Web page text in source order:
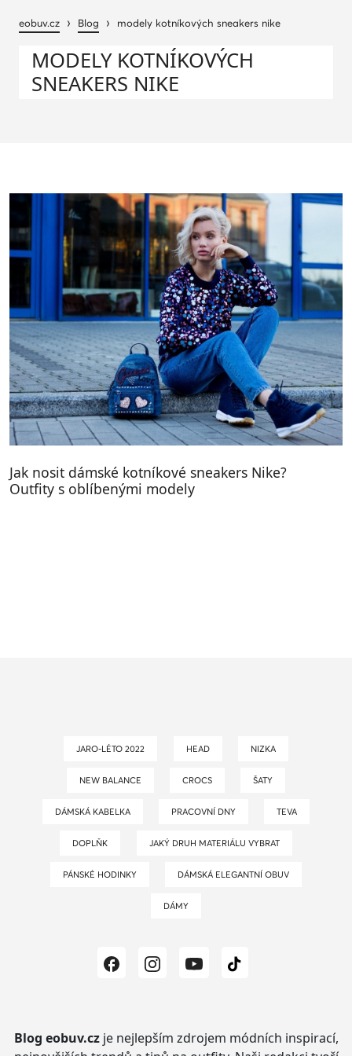
eobuv.cz › Blog › modely kotníkových sneakers nike
MODELY KOTNÍKOVÝCH
SNEAKERS NIKE
Jak nosit dámské kotníkové sneakers Nike?
Outfity s oblíbenými modely
JARO-LÉTO 2022 HEAD NIZKA
NEW BALANCE CROCS ŠATY
DÁMSKÁ KABELKA PRACOVNÍ DNY TEVA
DOPLŇK JAKÝ DRUH MATERIÁLU VYBRAT
PÁNSKÉ HODINKY DÁMSKÁ ELEGANTNÍ OBUV
DÁMY
Blog eobuv.czje nejlepším zdrojem módních inspirací,